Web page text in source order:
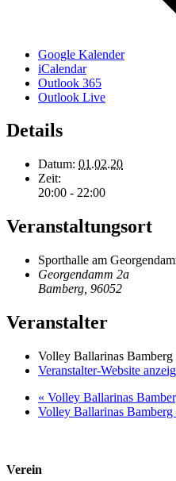
Google Kalender
iCalendar
Outlook 365
Outlook Live
Details
Datum: 01.02.20
Zeit:
20:00 - 22:00
Veranstaltungsort
Sporthalle am
Georgendamm 2a
Bamberg 96052
Veranstalter
Volley Ballarinas Bamberg
Veranstalter-Website
« Volley Ballarinas
Volley Ballarinas
Verein